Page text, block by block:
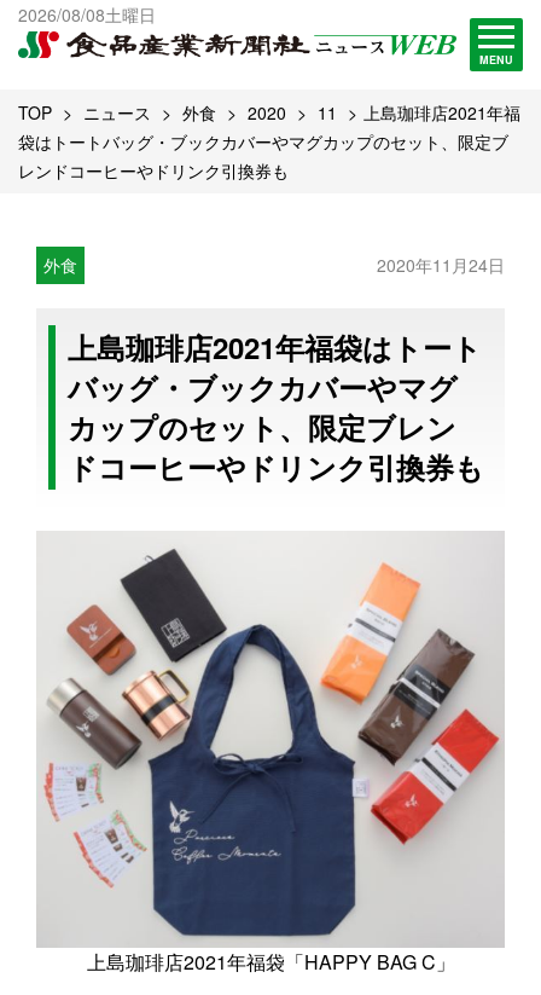
2026/08/08土曜日
MENU
出版物一覧へ
試読・購読申し込み
TOP ニュース 外食 2020 11
上島珈琲店2021年福
袋はトートバッグ・ブックカバーやマグカップのセット、限定ブ
レンドコーヒーやドリンク引換券も
外食 2020年11月24日
上島珈琲店2021年福袋はトート
バッグ・ブックカバーやマグ
カップのセット、限定ブレン
ドコーヒーやドリンク引換券も
上島珈琲店2021年福袋「HAPPY BAG C」